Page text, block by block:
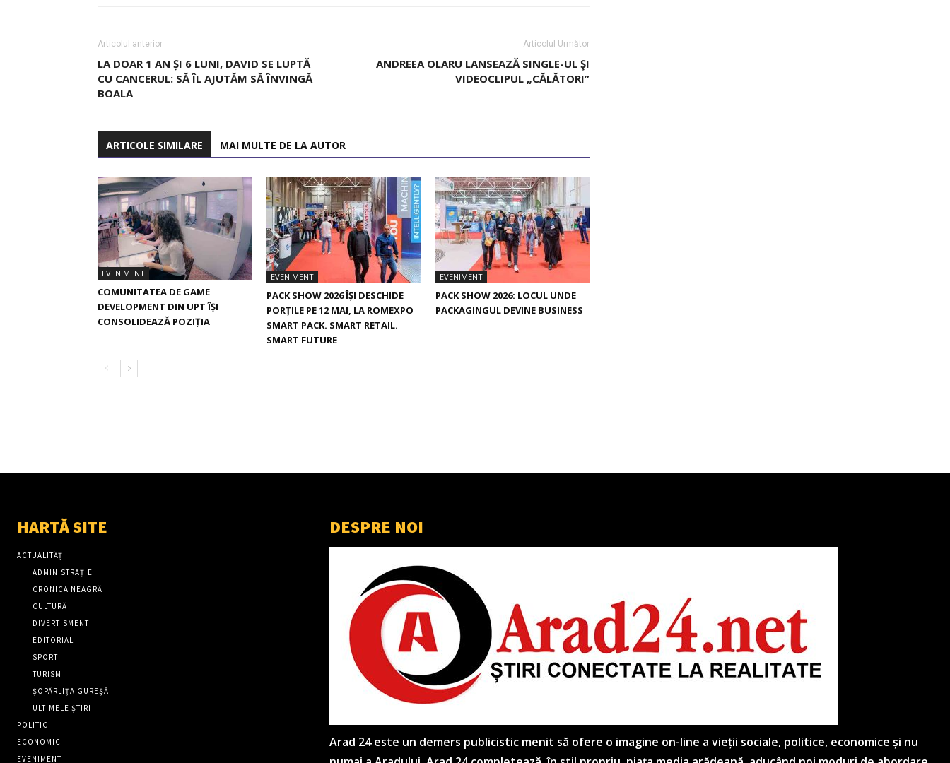
Articolul anterior
LA DOAR 1 AN ȘI 6 LUNI, DAVID SE LUPTĂ
CU CANCERUL: SĂ ÎL AJUTĂM SĂ ÎNVINGĂ
BOALA
Articolul Următor
ANDREEA OLARU LANSEAZĂ SINGLE-UL ŞI
VIDEOCLIPUL „CĂLĂTORI”
ARTICOLE SIMILARE MAI MULTE DE LA AUTOR
EVENIMENT
COMUNITATEA DE GAME
DEVELOPMENT DIN UPT ÎȘI
CONSOLIDEAZĂ POZIȚIA
EVENIMENT
PACK SHOW 2026 ÎȘI DESCHIDE
PORȚILE PE 12 MAI, LA ROMEXPO
SMART PACK. SMART RETAIL.
SMART FUTURE
EVENIMENT
PACK SHOW 2026: LOCUL UNDE
PACKAGINGUL DEVINE BUSINESS
HARTĂ SITE
ACTUALITĂȚI
ADMINISTRAȚIE
CRONICA NEAGRĂ
CULTURĂ
DIVERTISMENT
EDITORIAL
SPORT
TURISM
ȘOPÂRLIȚA GUREȘĂ
ULTIMELE ȘTIRI
POLITIC
ECONOMIC
EVENIMENT
DESPRE NOI
Arad 24 este un demers publicistic menit să ofere o imagine on-line a vieții sociale, politice, economice și nu